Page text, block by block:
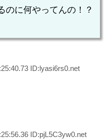
のに何やってんの！？
ID:lyasi6rs0.net
ID:pjL5C3yw0.net